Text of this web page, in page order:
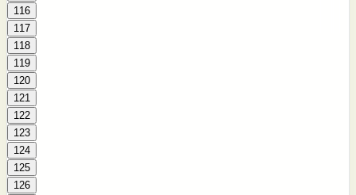
116
117
118
119
120
121
122
123
124
125
126